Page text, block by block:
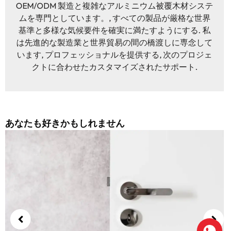
OEM/ODM 製造と複雑なアルミニウム被覆木材システ
ムを専門としています。, すべての製品が厳格な世界
基準と多様な気候要件を確実に満たすようにする. 私
は先進的な製造業と世界貿易の間の橋渡しに専念して
います, プロフェッショナルを提供する, 次のプロジェ
クトに合わせたカスタマイズされたサポート.
あなたも好きかもしれません